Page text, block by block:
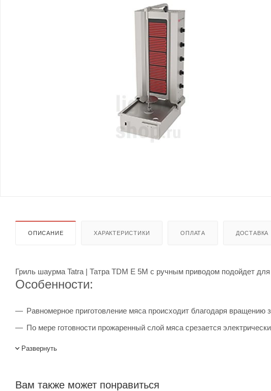
ОПИСАНИЕ ХАРАКТЕРИСТИКИ ОПЛАТА ДОСТАВКА
Гриль шаурма Tatra | Татра TDM E 5M с ручным приводом подойдет
Особенности:
Равномерное приготовление мяса происходит благодаря вращению
По мере готовности прожаренный слой мяса срезается
Развернуть
Вам также может понравиться